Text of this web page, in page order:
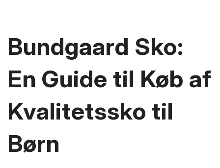
Bundgaard Sko:
En Guide til Køb af
Kvalitetssko til
Børn